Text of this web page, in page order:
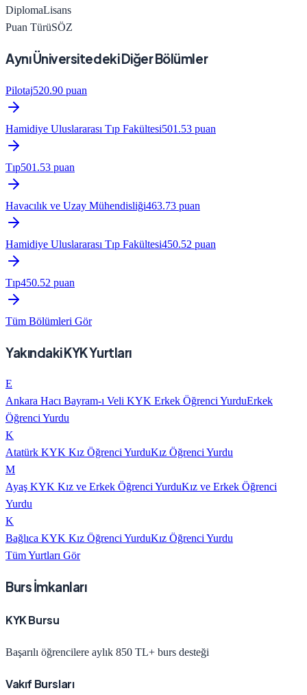
DiplomaLisans
Puan TürüSÖZ
Aynı Üniversitedeki Diğer Bölümler
Pilotaj520.90 puan
Hamidiye Uluslararası Tıp Fakültesi501.53 puan
Tıp501.53 puan
Havacılık ve Uzay Mühendisliği463.73 puan
Hamidiye Uluslararası Tıp Fakültesi450.52 puan
Tıp450.52 puan
Tüm Bölümleri Gör
Yakındaki KYK Yurtları
E
Ankara Hacı Bayram-ı Veli KYK Erkek Öğrenci YurduErkek
Öğrenci Yurdu
K
Atatürk KYK Kız Öğrenci YurduKız Öğrenci Yurdu
M
Ayaş KYK Kız ve Erkek Öğrenci YurduKız ve Erkek Öğrenci
Yurdu
K
Bağlıca KYK Kız Öğrenci YurduKız Öğrenci Yurdu
Tüm Yurtları Gör
Burs İmkanları
KYK Bursu
Başarılı öğrencilere aylık 850 TL+ burs desteği
Vakıf Bursları